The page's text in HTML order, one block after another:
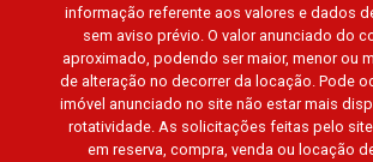
informação referente aos valores e dados
sem aviso prévio. O valor anunciado do
aproximado, podendo ser maior, menor ou
de alteração no decorrer da locação. Pode
imóvel anunciado no site não estar mais
rotatividade. As solicitações feitas pelo
em reserva, compra, venda ou locação